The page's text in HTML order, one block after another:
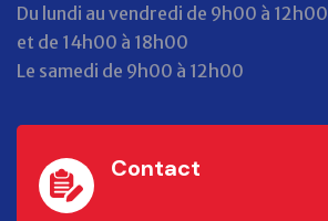
Du lundi au vendredi de 9h00 à 12h00
et de 14h00 à 18h00
Le samedi de 9h00 à 12h00
Contact